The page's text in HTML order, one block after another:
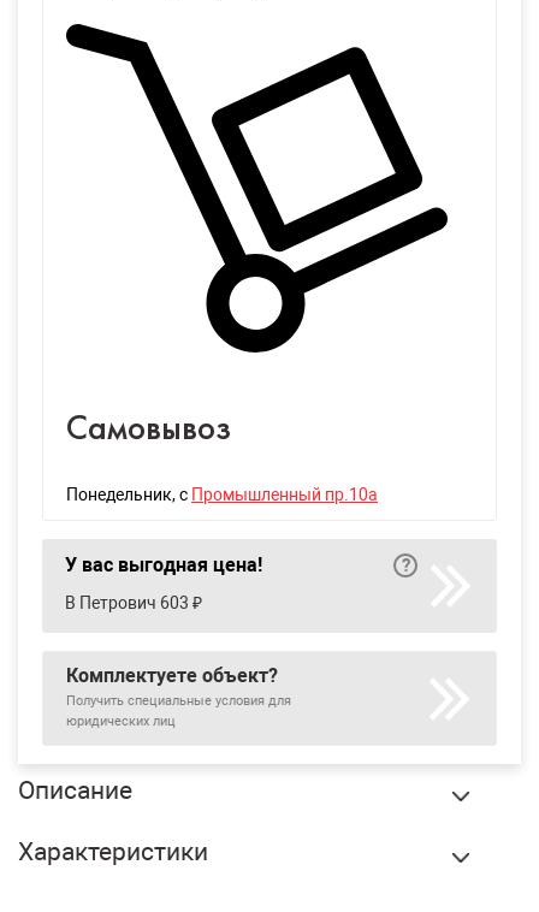
Самовывоз
Понедельник, с Промышленный пр.10а
У вас выгодная цена!
В Петрович 603 ₽
Комплектуете объект?
Получить специальные условия для
юридических лиц
Описание
12 шт/упак купить в Екатеринбурге по оптовой цене в
Характеристики